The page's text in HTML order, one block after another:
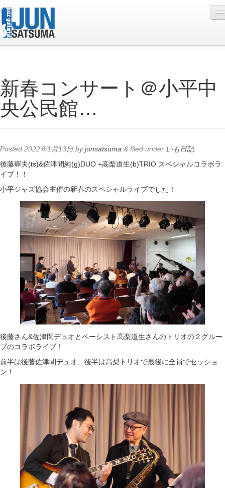
Live Schedule
Discography
Contact
Online Lesson
新春コンサート＠小平中
央公民館…
Posted 2022年1月13日 byjunsatsuma & filed under いも日記.
後藤輝夫(ts)&佐津間純(g)DUO +高梨道生(b)TRIO スペシャルコラボラ
イブ！！
小平ジャズ協会主催の新春のスペシャルライブでした！
後藤さん&佐津間デュオとベーシスト高梨道生さんのトリオの２グルー
プのコラボライブ！
前半は後藤佐津間デュオ、後半は高梨トリオで最後に全員でセッショ
ン！